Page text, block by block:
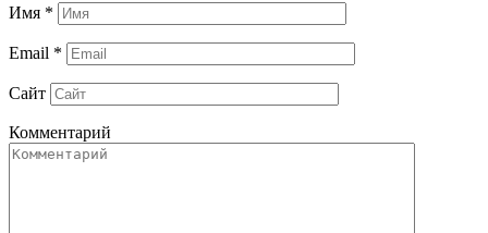
Имя *
Email *
Сайт
Комментарий